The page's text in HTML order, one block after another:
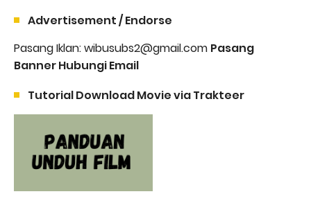
Advertisement / Endorse
Pasang Iklan: wibusubs2@gmail.com Pasang
Banner Hubungi Email
Tutorial Download Movie via Trakteer